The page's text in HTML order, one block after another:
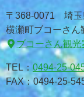
〒368-0071 埼玉
横瀬町ブコーさん
ブコーさん観光
TEL：0494-25-
FAX：0494-25-